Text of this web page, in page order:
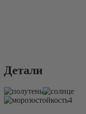
Детали
4